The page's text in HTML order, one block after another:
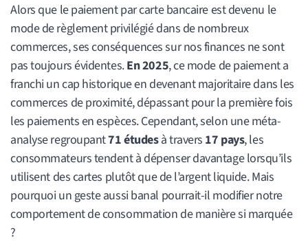
Alors que le paiement par carte bancaire est devenu le
mode de règlement privilégié dans de nombreux
commerces, ses conséquences sur nos finances ne sont
pas toujours évidentes.En 2025, ce mode de paiement a
franchi un cap historique en devenant majoritaire dans les
commerces de proximité, dépassant pour la première fois
les paiements en espèces. Cependant, selon une méta-
analyse regroupant71 étudesà travers 17 pays, les
consommateurs tendent à dépenser davantage lorsqu’ils
utilisent des cartes plutôt que de l’argent liquide. Mais
pourquoi un geste aussi banal pourrait-il modifier notre
comportement de consommation de manière si marquée
?